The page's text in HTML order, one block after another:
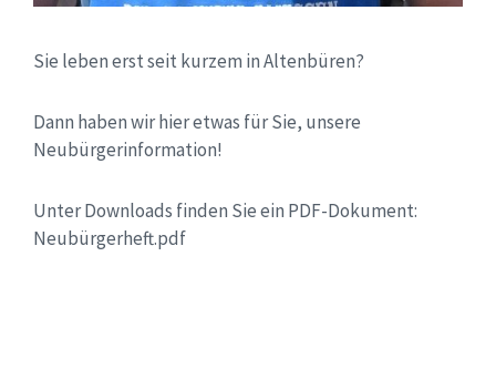
Sie leben erst seit kurzem in Altenbüren?
Dann haben wir hier etwas für Sie, unsere
Neubürgerinformation!
Unter Downloads finden Sie ein PDF-Dokument:
Neubürgerheft.pdf